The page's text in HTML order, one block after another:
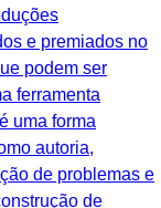
e premiados no
podem ser
ferramenta
uma forma
autoria,
de problemas e
de